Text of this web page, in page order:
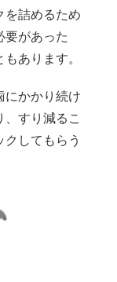
を詰めるため
要があった
あります。
にかかり続け
すり減るこ
してもらう